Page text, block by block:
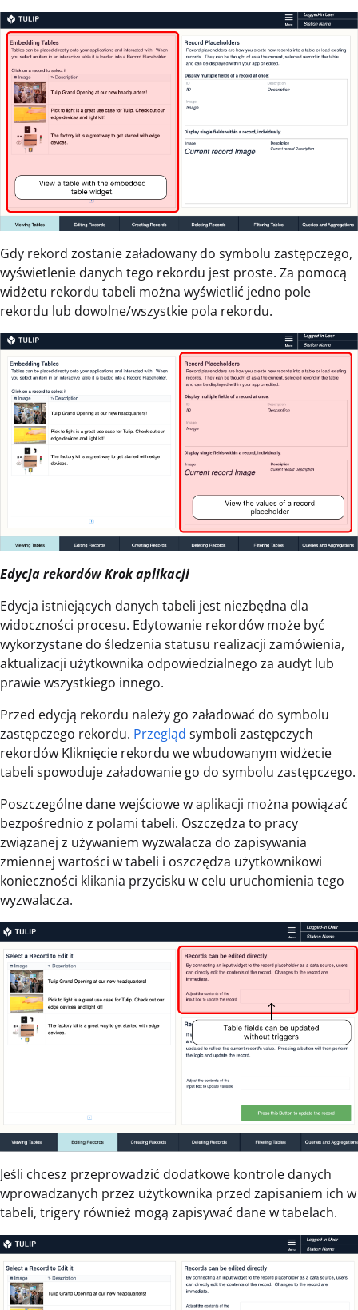
Gdy rekord zostanie załadowany do symbolu zastępczego,
wyświetlenie danych tego rekordu jest proste. Za pomocą
widżetu rekordu tabeli można wyświetlić jedno pole
rekordu lub dowolne/wszystkie pola rekordu.
Edycja rekordów Krok aplikacji
Edycja istniejących danych tabeli jest niezbędna dla
widoczności procesu. Edytowanie rekordów może być
wykorzystane do śledzenia statusu realizacji zamówienia,
aktualizacji użytkownika odpowiedzialnego za audyt lub
prawie wszystkiego innego.
Przed edycją rekordu należy go załadować do symbolu
zastępczego rekordu. Przegląd symboli zastępczych
rekordów Kliknięcie rekordu we wbudowanym widżecie
tabeli spowoduje załadowanie go do symbolu zastępczego.
Poszczególne dane wejściowe w aplikacji można powiązać
bezpośrednio z polami tabeli. Oszczędza to pracy
związanej z używaniem wyzwalacza do zapisywania
zmiennej wartości w tabeli i oszczędza użytkownikowi
konieczności klikania przycisku w celu uruchomienia tego
wyzwalacza.
Jeśli chcesz przeprowadzić dodatkowe kontrole danych
wprowadzanych przez użytkownika przed zapisaniem ich w
tabeli, trigery również mogą zapisywać dane w tabelach.